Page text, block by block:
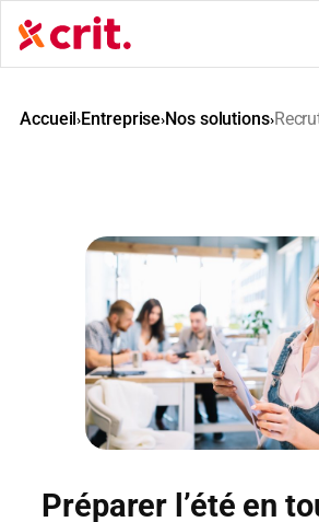
Aller
au
contenu
Accueil›Entreprise›Nos solutions›
Préparer l’été en